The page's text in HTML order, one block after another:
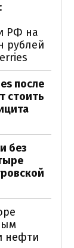
РФ на
рублей
после
стоить
без
нефти